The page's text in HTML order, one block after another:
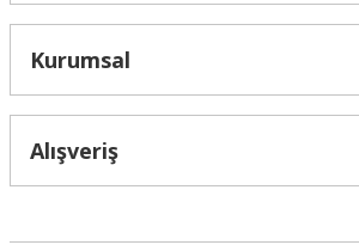
Kurumsal
Alışveriş